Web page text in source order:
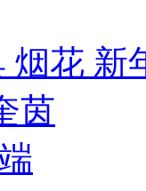
烟花 新